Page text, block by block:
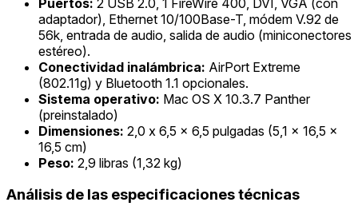
adaptador), Ethernet 10/100Base-T, módem V.92 de
56k, entrada de audio, salida de audio (miniconectores
estéreo).
Conectividad inalámbrica: AirPort Extreme
(802.11g) y Bluetooth 1.1 opcionales.
Sistema operativo: Mac OS X 10.3.7 Panther
(preinstalado)
Dimensiones: 2,0 x 6,5 x 6,5 pulgadas (5,1 x 16,5 x
16,5 cm)
Peso: 2,9 libras (1,32 kg)
Análisis de las especificaciones técnicas